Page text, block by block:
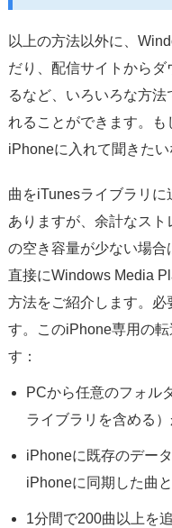
以上の方法以外に、
だり、配信サイトから
るなど、いろいろな方
れることができます。
iPhoneに入れて聞きた
曲をiTunesライブラリ
ありますが、余計なス
の空き容量が少ない場合
直接にWindows Media
方法をご紹介します。必
す。このiPhone専用の
す：
PCから任意のフォル
ライブラリを含める
iPhoneに既存のデー
iPhoneに同期した曲
1分間で200曲以上を